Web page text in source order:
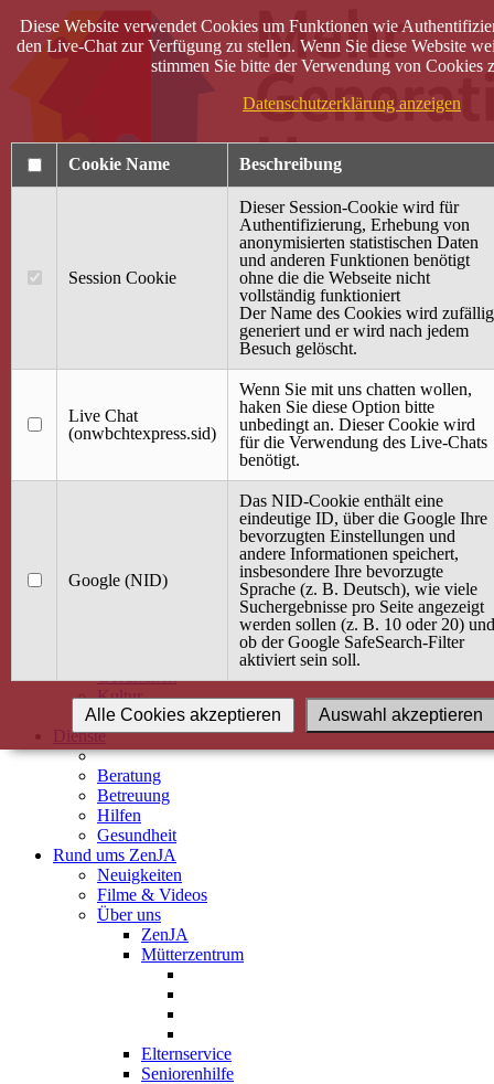
40 Jahre Mütterzentrum
Terminkalender
Gemeinsam aktiv
Gemeinsam unterwegs
wirFAIRändern
Angebot / Kurs suchen
Babybauch & Elternschaft
Gesundheit
Kultur
Alle Kurse
Dienste
Beratung
Betreuung
Hilfen
Gesundheit
Rund ums ZenJA
Neuigkeiten
Filme & Videos
Über uns
ZenJA
Mütterzentrum
Elternservice
Seniorenhilfe
Diese Website verwendet Cookies um Funktionen wie
den Live-Chat zur Verfügung zu stellen. Wenn Sie diese Website
stimmen Sie bitte der Verwendung von Cookies
Datenschutzerklärung anzeigen
Cookie Name Beschreibung
Session Cookie
Dieser Session-Cookie wird für
Authentifizierung, Erhebung von
anonymisierten statistischen Daten
und anderen Funktionen benötigt
ohne die die Webseite nicht
vollständig funktioniert
Der Name des Cookies wird zufällig
generiert und er wird nach jedem
Besuch gelöscht.
Live Chat
(onwbchtexpress.sid)
Wenn Sie mit uns chatten wollen,
haken Sie diese Option bitte
unbedingt an. Dieser Cookie wird
für die Verwendung des Live-Chats
benötigt.
Google (NID)
Das NID-Cookie enthält eine
eindeutige ID, über die Google Ihre
bevorzugten Einstellungen und
andere Informationen speichert,
insbesondere Ihre bevorzugte
Sprache (z. B. Deutsch), wie viele
Suchergebnisse pro Seite angezeigt
werden sollen (z. B. 10 oder 20) und
ob der Google SafeSearch-Filter
aktiviert sein soll.
Auswahl akzeptieren
Alle Cookies akzeptieren